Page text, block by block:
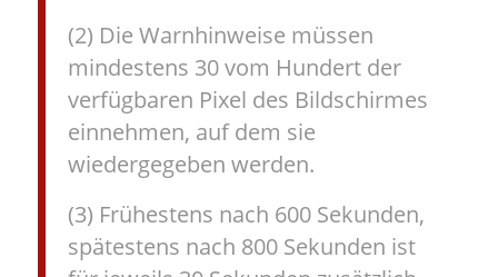
(2) Die Warnhinweise müssen
mindestens 30 vom Hundert der
verfügbaren Pixel des Bildschirmes
einnehmen, auf dem sie
wiedergegeben werden.
(3) Frühestens nach 600 Sekunden,
spätestens nach 800 Sekunden ist